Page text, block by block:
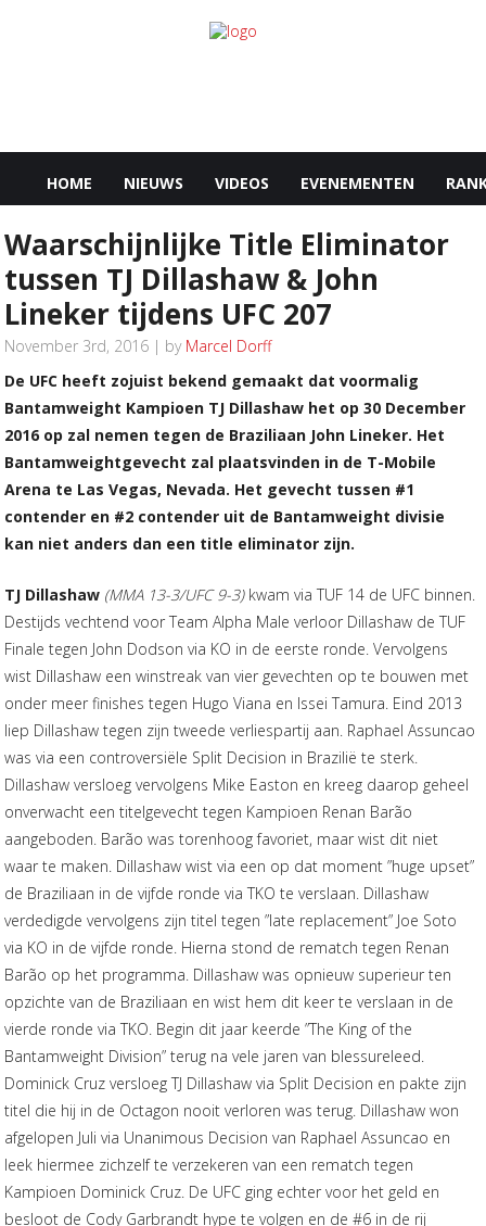
HOME NIEUWS VIDEOS EVENEMENTEN
Waarschijnlijke Title Eliminator
tussen TJ Dillashaw & John
Lineker tijdens UFC 207
November 3rd, 2016 | by Marcel Dorff
De UFC heeft zojuist bekend gemaakt dat voormalig
Bantamweight Kampioen TJ Dillashaw het op 30 December
2016 op zal nemen tegen de Braziliaan John Lineker. Het
Bantamweightgevecht zal plaatsvinden in de T-Mobile
Arena te Las Vegas, Nevada. Het gevecht tussen #1
contender en #2 contender uit de Bantamweight divisie
kan niet anders dan een title eliminator zijn.
TJ Dillashaw (MMA 13-3/UFC 9-3)kwam via TUF 14 de UFC binnen.
Destijds vechtend voor Team Alpha Male verloor Dillashaw de TUF
Finale tegen John Dodson via KO in de eerste ronde. Vervolgens
wist Dillashaw een winstreak van vier gevechten op te bouwen met
onder meer finishes tegen Hugo Viana en Issei Tamura. Eind 2013
liep Dillashaw tegen zijn tweede verliespartij aan. Raphael Assuncao
was via een controversiële Split Decision in Brazilië te sterk.
Dillashaw versloeg vervolgens Mike Easton en kreeg daarop geheel
onverwacht een titelgevecht tegen Kampioen Renan Barão
aangeboden. Barão was torenhoog favoriet, maar wist dit niet
waar te maken. Dillashaw wist via een op dat moment ”huge upset”
de Braziliaan in de vijfde ronde via TKO te verslaan. Dillashaw
verdedigde vervolgens zijn titel tegen ”late replacement” Joe Soto
via KO in de vijfde ronde. Hierna stond de rematch tegen Renan
Barão op het programma. Dillashaw was opnieuw superieur ten
opzichte van de Braziliaan en wist hem dit keer te verslaan in de
vierde ronde via TKO. Begin dit jaar keerde ”The King of the
Bantamweight Division” terug na vele jaren van blessureleed.
Dominick Cruz versloeg TJ Dillashaw via Split Decision en pakte zijn
titel die hij in de Octagon nooit verloren was terug. Dillashaw won
afgelopen Juli via Unanimous Decision van Raphael Assuncao en
leek hiermee zichzelf te verzekeren van een rematch tegen
Kampioen Dominick Cruz. De UFC ging echter voor het geld en
besloot de Cody Garbrandt hype te volgen en de #6 in de rij